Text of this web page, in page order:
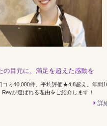
の目元に、満足を超えた感動を
コミ40,000件、平均評価★4.8超え。年間
Reyが選ばれる理由をご紹介します！
詳